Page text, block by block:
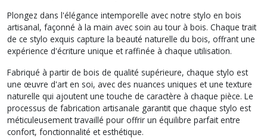
Plongez dans l'élégance intemporelle avec notre stylo en bois
artisanal, façonné à la main avec soin au tour à bois. Chaque trait
de ce stylo exquis capture la beauté naturelle du bois, offrant une
expérience d'écriture unique et raffinée à chaque utilisation.
Fabriqué à partir de bois de qualité supérieure, chaque stylo est
une œuvre d'art en soi, avec des nuances uniques et une texture
naturelle qui ajoutent une touche de caractère à chaque pièce. Le
processus de fabrication artisanale garantit que chaque stylo est
méticuleusement travaillé pour offrir un équilibre parfait entre
confort, fonctionnalité et esthétique.